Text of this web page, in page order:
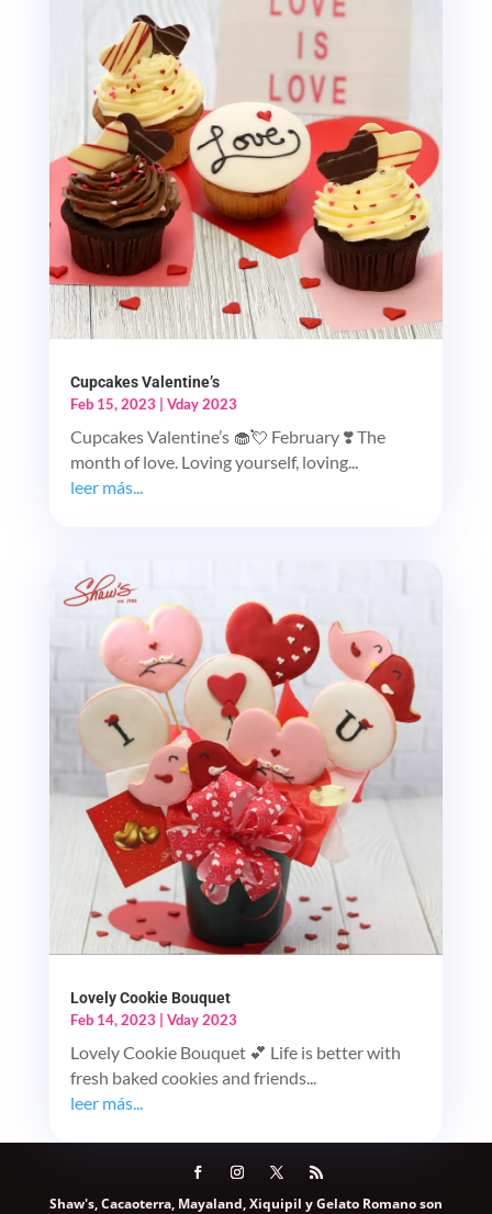
Cupcakes Valentine’s
Feb 15, 2023
Vday 2023
Cupcakes Valentine’s 🧁💘 February ❣️ The
month of love. Loving yourself, loving...
leer más...
Lovely Cookie Bouquet
Feb 14, 2023 | Vday 2023
Lovely Cookie Bouquet 💕 Life is better with
fresh baked cookies and friends...
leer más...
Shaw's, Cacaoterra, Mayaland, Xiquipil y Gelato Romano son